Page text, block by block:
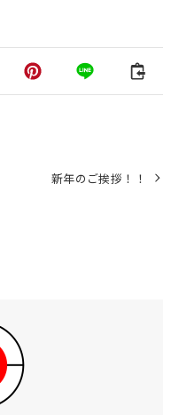
新年のご挨拶！！